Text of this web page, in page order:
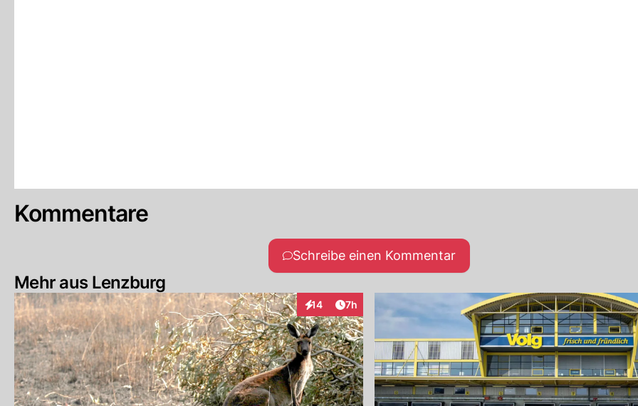
Kommentare
Schreibe einen Kommentar
Mehr aus Lenzburg
14
InteraktionenArtikel veröffentlicht:
7h